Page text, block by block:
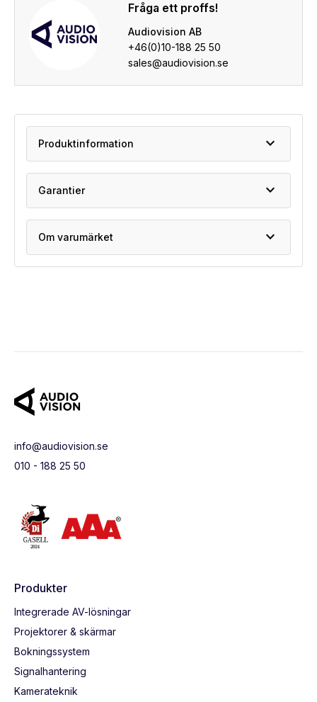
Fråga ett proffs!
Audiovision AB
+46(0)10-188 25 50
sales@audiovision.se
Produktinformation expand_more
Garantier expand_more
Om varumärket expand_more
info@audiovision.se
010 - 188 25 50
Produkter
Integrerade AV-lösningar
Projektorer & skärmar
Bokningssystem
Signalhantering
Kamerateknik